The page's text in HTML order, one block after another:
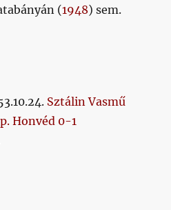
(1948) sem.
Sztálin Vasmű
Honvéd 0-1